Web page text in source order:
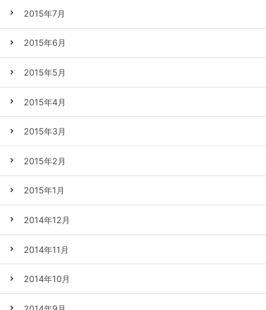
2015年7月
2015年6月
2015年5月
2015年4月
2015年3月
2015年2月
2015年1月
2014年12月
2014年11月
2014年10月